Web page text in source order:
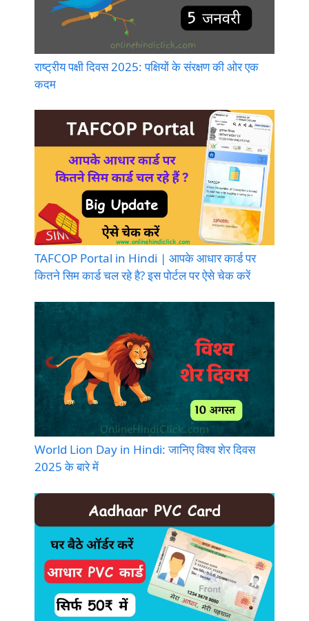
राष्ट्रीय पक्षी दिवस 2025: पक्षियों के संरक्षण की ओर एक
कदम
TAFCOP Portal in Hindi | आपके आधार कार्ड पर
कितने सिम कार्ड चल रहे है? इस पोर्टल पर ऐसे चेक करें
World Lion Day in Hindi: जानिए विश्व शेर दिवस
2025 के बारे में